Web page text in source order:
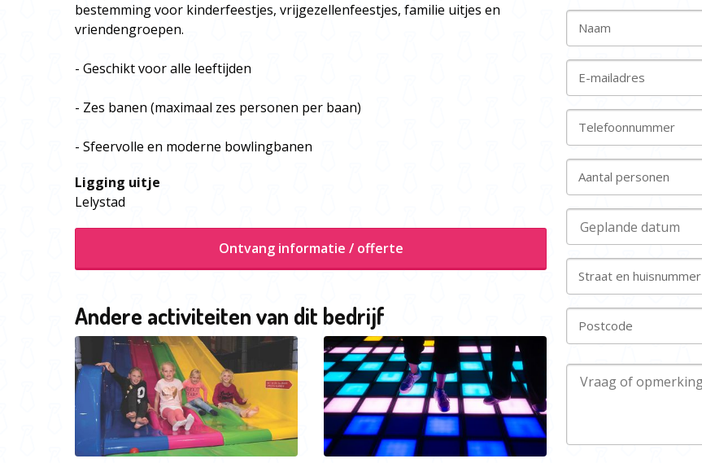
bestemming voor kinderfeestjes, vrijgezellenfeestjes, familie uitjes en
vriendengroepen.
- Geschikt voor alle leeftijden
- Zes banen (maximaal zes personen per baan)
- Sfeervolle en moderne bowlingbanen
Ligging uitje
Lelystad
Ontvang informatie / offerte
Andere activiteiten van dit bedrijf
Naam
E-mailadres
Telefoonnummer
Aantal personen
Straat en huisnummer
Postcode